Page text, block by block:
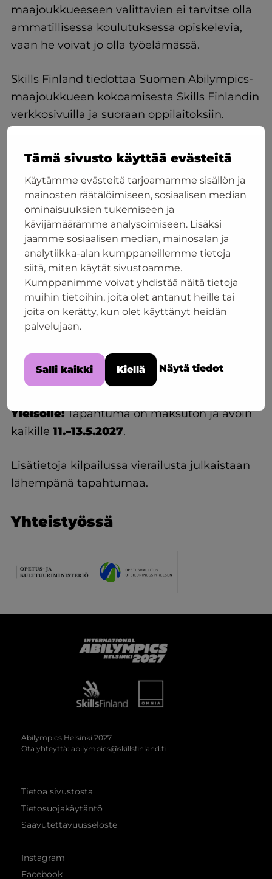
Tämä sivusto käyttää evästeitä
Käytämme evästeitä tarjoamamme sisällön ja
mainosten räätälöimiseen, sosiaalisen median
ominaisuuksien tukemiseen ja
kävijämäärämme analysoimiseen. Lisäksi
jaamme sosiaalisen median, mainosalan ja
analytiikka-alan kumppaneillemme tietoja
siitä, miten käytät sivustoamme.
Kumppanimme voivat yhdistää näitä tietoja
muihin tietoihin, joita olet antanut heille tai
joita on kerätty, kun olet käyttänyt heidän
palvelujaan.
Salli kaikki Kiellä Näytä tiedot
maajoukkueeseen valittavien ei tarvitse olla
ammatillisessa koulutuksessa opiskelevia,
vaan he voivat jo olla työelämässä.
Skills Finland tiedottaa Suomen Abilympics-
maajoukkueen kokoamisesta Skills Finlandin
verkkosivuilla ja suoraan oppilaitoksiin.
Siirry Skills Finlandin verkkosivuille
Tutustu osallistumisen hyötyihin – katso videolta
Saga Naumasen tarina
Tietoa kansainvälisistä infotilaisuuksista,
kilpailuun osallistumisesta,
ilmoittautumismaksuista, aikatauluista ja
viisumiprosessista kansainvälisille
osallistujille löytyy englanninkielisiltä
verkkosivuiltamme:
Siirry englanninkielisille Abilympics-verkkosivuille
Yleisölle:Tapahtuma on maksuton ja avoin
kaikille 11.–13.5.2027.
Lisätietoja kilpailussa vierailusta julkaistaan
lähempänä tapahtumaa.
Yhteistyössä
Abilympics Helsinki 2027
Ota yhteyttä: abilympics@skillsfinland.fi
Tietoa sivustosta
Tietosuojakäytäntö
Saavutettavuusseloste
Instagram
Facebook